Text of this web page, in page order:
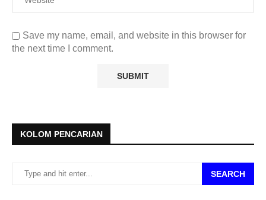
Save my name, email, and website in this browser for
the next time I comment.
KOLOM PENCARIAN
SEARCH